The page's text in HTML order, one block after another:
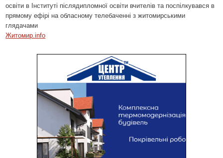
освіти в Інституті післядипломної освіти вчителів та поспілкувався в
прямому ефірі на обласному телебаченні з житомирськими
глядачами
Житомир.info